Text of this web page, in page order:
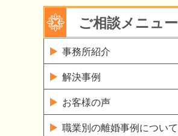
ご相談メニュー
事務所紹介
解決事例
お客様の声
職業別の離婚事例について